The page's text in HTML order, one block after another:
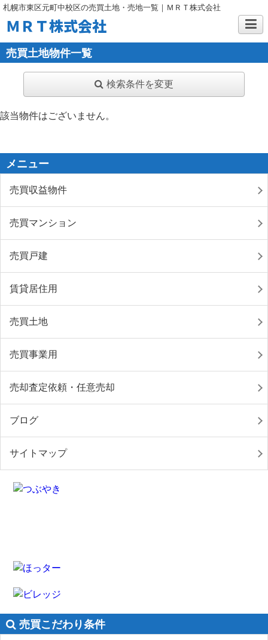
札幌市東区元町中校区の売買土地・売地一覧｜ＭＲＴ株式会社
ＭＲＴ株式会社
売買土地物件一覧
検索条件を変更
該当物件はございません。
メニュー
売買収益物件
売買マンション
売買戸建
賃貸居住用
売買土地
売買事業用
売却査定依頼・任意売却
ブログ
サイトマップ
売買こだわり条件